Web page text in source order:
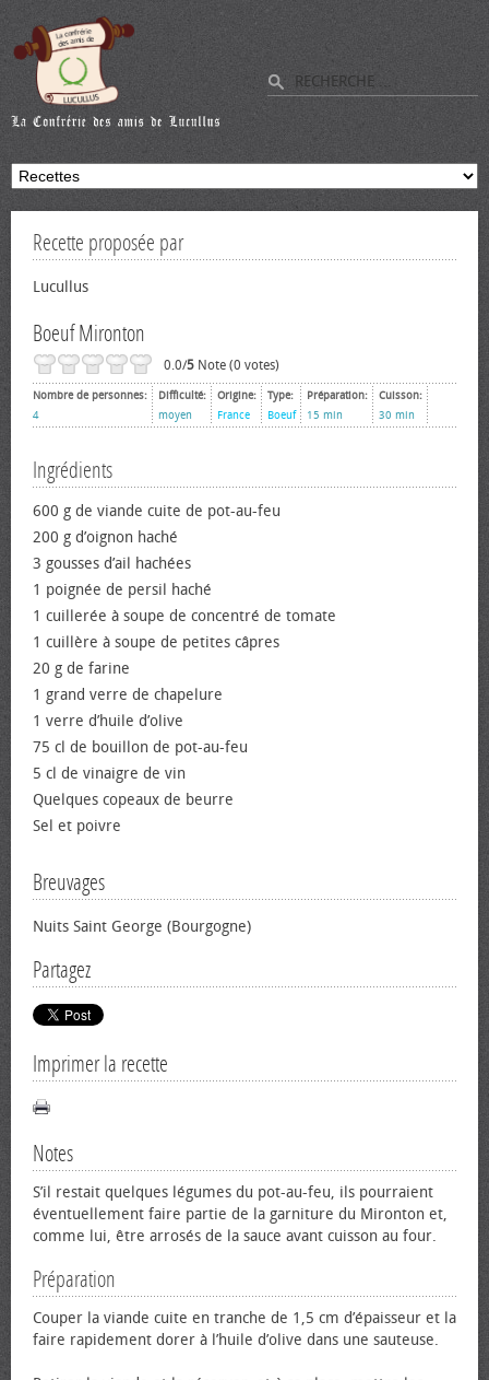
Recette proposée par
Lucullus
Boeuf Mironton
0.0/5 Note (0 votes)
Nombre de personnes:
4
Difficulté:
moyen
Origine:
France
Type:
Boeuf
Préparation:
15 min
Cuisson:
30 min
Ingrédients
600 g de viande cuite de pot-au-feu
200 g d’oignon haché
3 gousses d’ail hachées
1 poignée de persil haché
1 cuillerée à soupe de concentré de tomate
1 cuillère à soupe de petites câpres
20 g de farine
1 grand verre de chapelure
1 verre d’huile d’olive
75 cl de bouillon de pot-au-feu
5 cl de vinaigre de vin
Quelques copeaux de beurre
Sel et poivre
Breuvages
Nuits Saint George (Bourgogne)
Partagez
Imprimer la recette
Notes
S’il restait quelques légumes du pot-au-feu, ils pourraient
éventuellement faire partie de la garniture du Mironton et,
comme lui, être arrosés de la sauce avant cuisson au four.
Préparation
Couper la viande cuite en tranche de 1,5 cm d’épaisseur et la
faire rapidement dorer à l’huile d’olive dans une sauteuse.